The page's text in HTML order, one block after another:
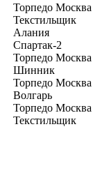
Торпедо Москва
Текстильщик
Алания
Спартак-2
Торпедо Москва
Шинник
Торпедо Москва
Волгарь
Торпедо Москва
Текстильщик